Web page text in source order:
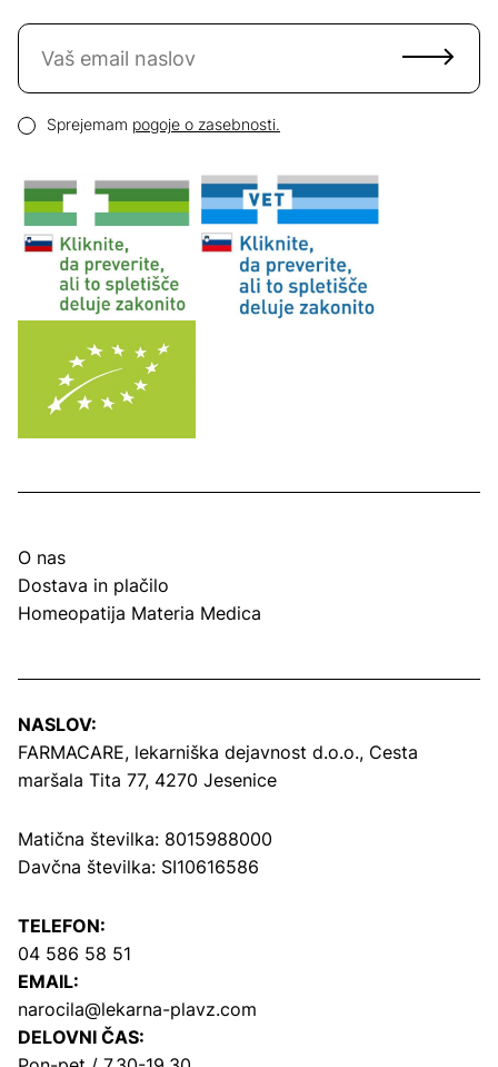
Naročite se na novice
Pogoji zasebnosti
Sprejemam pogoje o zasebnosti.
O nas
Dostava in plačilo
Homeopatija Materia Medica
NASLOV:
FARMACARE, lekarniška dejavnost d.o.o., Cesta
maršala Tita 77, 4270 Jesenice
Matična številka: 8015988000
Davčna številka: SI10616586
TELEFON:
04 586 58 51
EMAIL:
narocila@lekarna-plavz.com
DELOVNI ČAS: